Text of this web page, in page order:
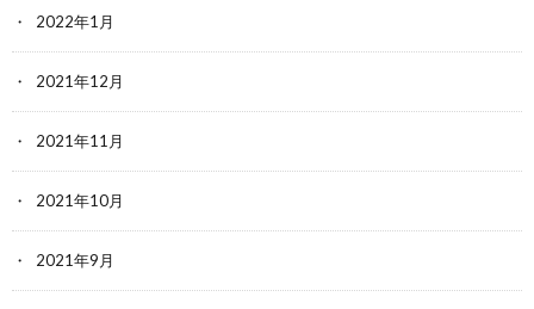
2022年1月
2021年12月
2021年11月
2021年10月
2021年9月